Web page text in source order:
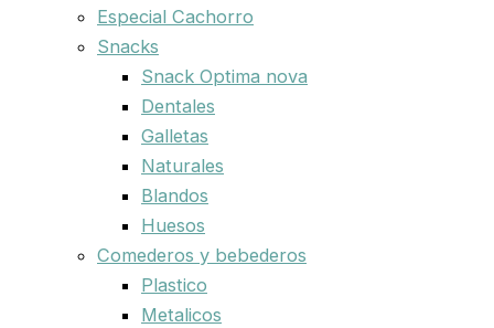
Especial Cachorro
Snacks
Snack Optima nova
Dentales
Galletas
Naturales
Blandos
Huesos
Comederos y bebederos
Plastico
Metalicos